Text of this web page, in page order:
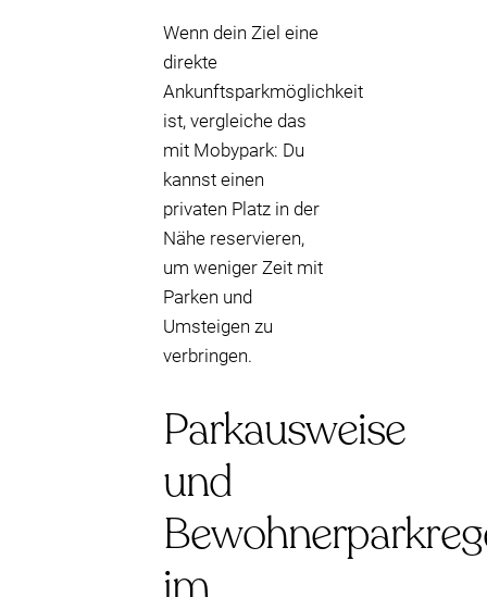
Wenn dein Ziel eine
direkte
Ankunftsparkmöglichkeit
ist, vergleiche das
mit Mobypark: Du
kannst einen
privaten Platz in der
Nähe reservieren,
um weniger Zeit mit
Parken und
Umsteigen zu
verbringen.
Parkausweise
und